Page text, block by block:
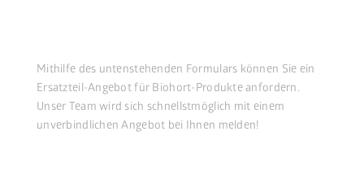
Mithilfe des untenstehenden Formulars können Sie ein
Ersatzteil-Angebot für Biohort-Produkte anfordern.
Unser Team wird sich schnellstmöglich mit einem
unverbindlichen Angebot bei Ihnen melden!